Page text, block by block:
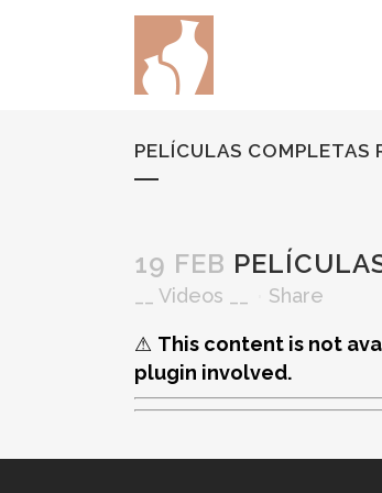
PELÍCULAS COMPLETAS
19 FEB
Videos Share
⚠ This content is not
plugin involved.